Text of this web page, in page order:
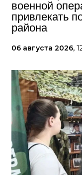
военной
привлекать
района
06 августа 2026,